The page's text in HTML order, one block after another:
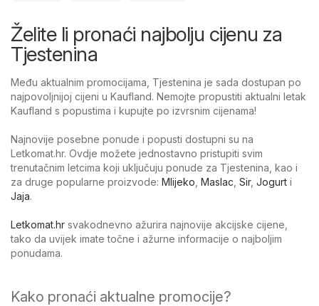
Želite li pronaći najbolju cijenu za
Tjestenina
Među aktualnim promocijama, Tjestenina je sada dostupan po
najpovoljnijoj cijeni u Kaufland. Nemojte propustiti aktualni letak
Kaufland s popustima i kupujte po izvrsnim cijenama!
Najnovije posebne ponude i popusti dostupni su na
Letkomat.hr. Ovdje možete jednostavno pristupiti svim
trenutačnim letcima koji uključuju ponude za Tjestenina, kao i
za druge popularne proizvode: Mlijeko Maslac Sir, Jogurt i
Jaja.
Letkomat.hr svakodnevno ažurira najnovije akcijske cijene,
tako da uvijek imate točne i ažurne informacije o najboljim
ponudama.
Kako pronaći aktualne promocije?